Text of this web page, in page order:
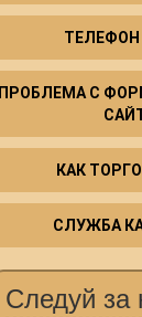
ТЕЛЕФОН
ПРОБЛЕМА С
КАК
СЛУЖБА
Следуй за